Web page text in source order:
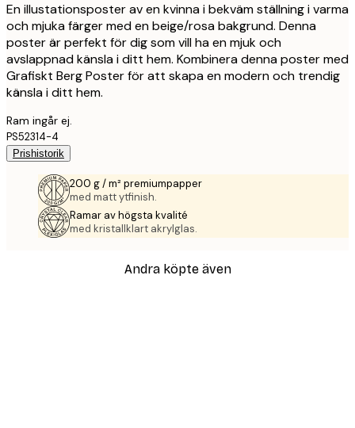
En illustationsposter av en kvinna i bekväm ställning i varma
och mjuka färger med en beige/rosa bakgrund. Denna
poster är perfekt för dig som vill ha en mjuk och
avslappnad känsla i ditt hem. Kombinera denna poster med
Grafiskt Berg Poster för att skapa en modern och trendig
känsla i ditt hem.
Ram ingår ej.
PS52314-4
Prishistorik
200 g / m² premiumpapper
med matt ytfinish.
Ramar av högsta kvalité
med kristallklart akrylglas.
Andra köpte även